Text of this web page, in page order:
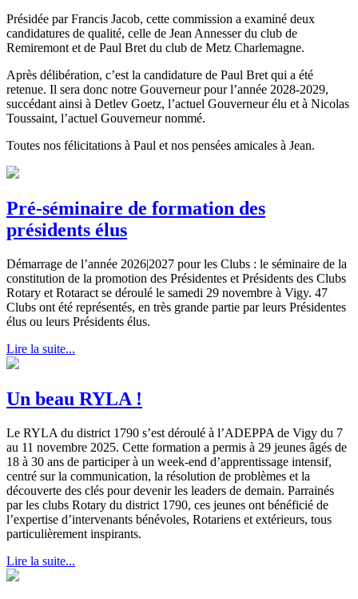
Présidée par Francis Jacob, cette commission a examiné deux
candidatures de qualité, celle de Jean Annesser du club de
Remiremont et de Paul Bret du club de Metz Charlemagne.
Après délibération, c’est la candidature de Paul Bret qui a été
retenue. Il sera donc notre Gouverneur pour l’année 2028-2029,
succédant ainsi à Detlev Goetz, l’actuel Gouverneur élu et à Nicolas
Toussaint, l’actuel Gouverneur nommé.
Toutes nos félicitations à Paul et nos pensées amicales à Jean.
Pré-séminaire de formation des
présidents élus
Démarrage de l’année 2026|2027 pour les Clubs : le séminaire de la
constitution de la promotion des Présidentes et Présidents des Clubs
Rotary et Rotaract se déroulé le samedi 29 novembre à Vigy. 47
Clubs ont été représentés, en très grande partie par leurs Présidentes
élus ou leurs Présidents élus.
Lire la suite...
Un beau RYLA !
Le RYLA du district 1790 s’est déroulé à l’ADEPPA de Vigy du 7
au 11 novembre 2025. Cette formation a permis à 29 jeunes âgés de
18 à 30 ans de participer à un week-end d’apprentissage intensif,
centré sur la communication, la résolution de problèmes et la
découverte des clés pour devenir les leaders de demain. Parrainés
par les clubs Rotary du district 1790, ces jeunes ont bénéficié de
l’expertise d’intervenants bénévoles, Rotariens et extérieurs, tous
particulièrement inspirants.
Lire la suite...